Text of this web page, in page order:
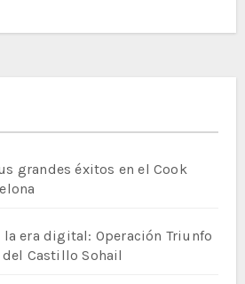
grandes éxitos en el Cook
la era digital: Operación Triunfo
Castillo Sohail